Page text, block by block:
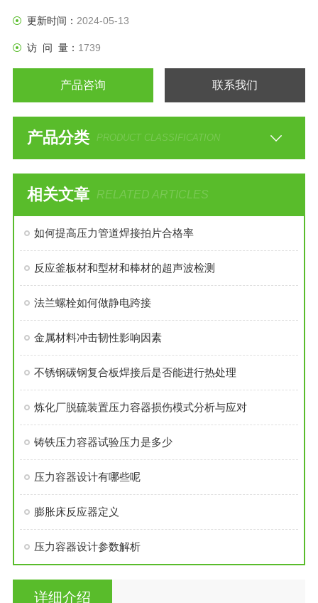
更新时间： 2024-05-13
访 问 量： 1739
产品咨询 联系我们
产品分类 PRODUCT CLASSIFICATION
相关文章 RELATED ARTICLES
如何提高压力管道焊接拍片合格率
反应釜板材和型材和棒材的超声波检测
法兰螺栓如何做静电跨接
金属材料冲击韧性影响因素
不锈钢碳钢复合板焊接后是否能进行热处理
炼化厂脱硫装置压力容器损伤模式分析与应对
铸铁压力容器试验压力是多少
压力容器设计有哪些呢
膨胀床反应器定义
压力容器设计参数解析
详细介绍